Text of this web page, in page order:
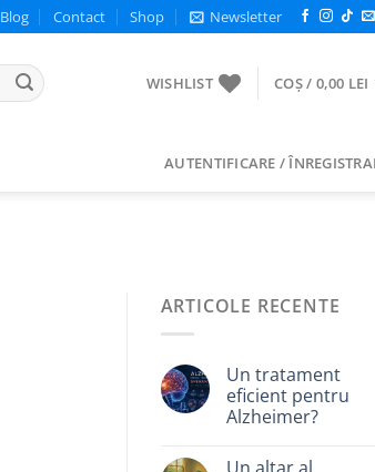
Blog Contact Shop Newsletter
WISHLIST COȘ / 0,00 LEI
AUTENTIFICARE /
ARTICOLE RECENTE
Un tratament
eficient pentru
Alzheimer?